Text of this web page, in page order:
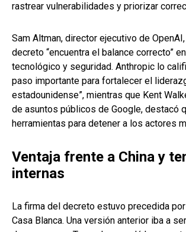
rastrear vulnerabilidades y priorizar
Sam Altman, director ejecutivo de
decreto “encuentra el balance correcto”
tecnológico y seguridad. Anthropic lo
paso importante para fortalecer el
estadounidense”, mientras que Kent
de asuntos públicos de Google, destacó
herramientas para detener a los actores
Ventaja frente a China y
internas
La firma del decreto estuvo precedida
Casa Blanca. Una versión anterior iba a